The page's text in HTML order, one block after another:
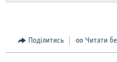
Поділитись Читати